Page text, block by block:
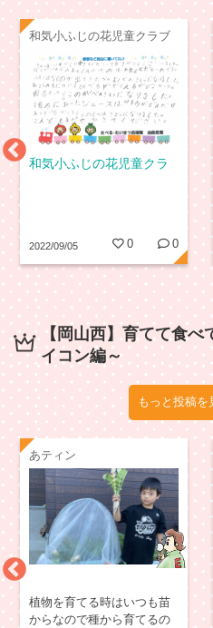
和気小ふじの花児童クラブ
和気小ふじの花児童クラ
2022/09/05 0 0
【岡山西】育てて食
イコン編～
もっと投稿を
あティン
植物を育てる時はいつも苗
からなので種から育てるの